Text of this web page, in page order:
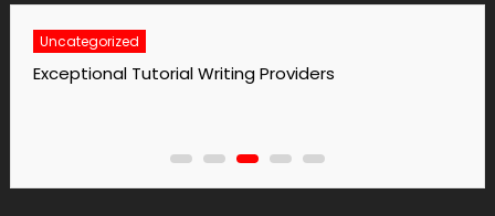
Uncategorized
No1 Essay Writing Service Grabmyessay Com